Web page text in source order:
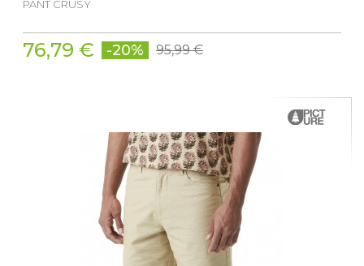
PANT CRUSY
76,79 € -20% 95,99 €